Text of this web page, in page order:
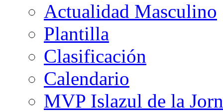
Actualidad Masculino
Plantilla
Clasificación
Calendario
MVP Islazul de la